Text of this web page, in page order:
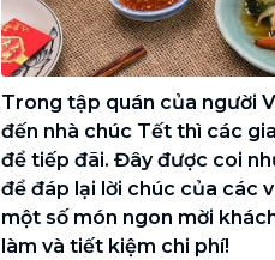
Trong tập quán của người
đến nhà chúc Tết thì các
để tiếp đãi. Đây được coi
để đáp lại lời chúc của các
một số món ngon mời
làm và tiết kiệm chi phí!